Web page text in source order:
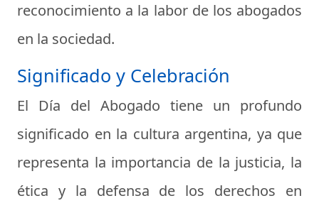
reconocimiento a la labor de los abogados
en la sociedad.
Significado y Celebración
El Día del Abogado tiene un profundo
significado en la cultura argentina, ya que
representa la importancia de la justicia, la
ética y la defensa de los derechos en